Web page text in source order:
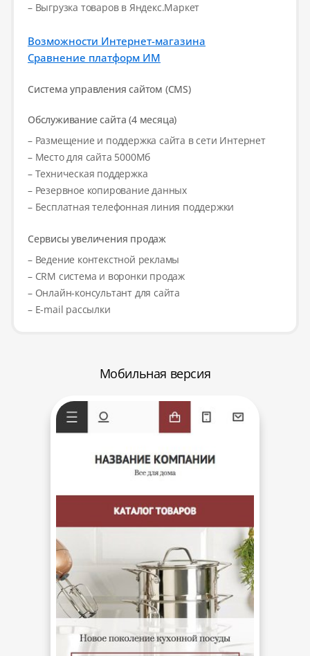
– Выгрузка товаров в Яндекс.Маркет
Возможности Интернет-магазина
Сравнение платформ ИМ
Система управления сайтом (CMS)
Обслуживание сайта (4 месяца)
– Размещение и поддержка сайта в сети Интернет
– Место для сайта 5000Мб
– Техническая поддержка
– Резервное копирование данных
– Бесплатная телефонная линия поддержки
Сервисы увеличения продаж
– Ведение контекстной рекламы
– CRM система и воронки продаж
– Онлайн-консультант для сайта
– E-mail рассылки
Мобильная версия